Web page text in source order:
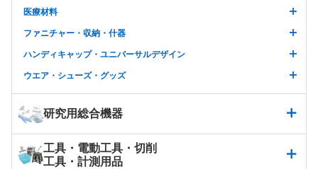
医療材料
ファニチャー・収納・什器
ハンディキャップ・ユニバーサルデザイン
ウエア・シューズ・グッズ
研究用総合機器
工具・電動工具・切削
工具・計測用品